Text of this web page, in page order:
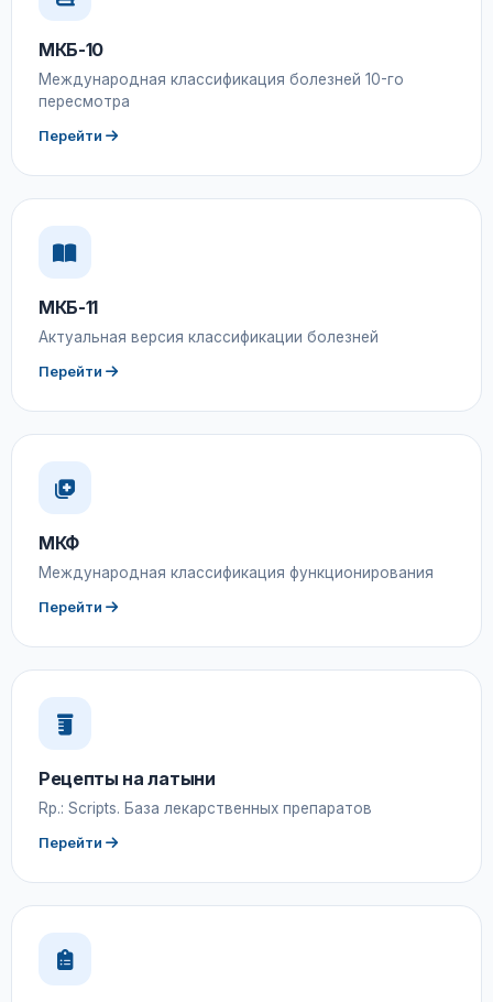
МКБ-10
Международная классификация болезней 10-го
пересмотра
Перейти
МКБ-11
Актуальная версия классификации болезней
Перейти
МКФ
Международная классификация функционирования
Перейти
Рецепты на латыни
Rp.: Scripts. База лекарственных препаратов
Перейти